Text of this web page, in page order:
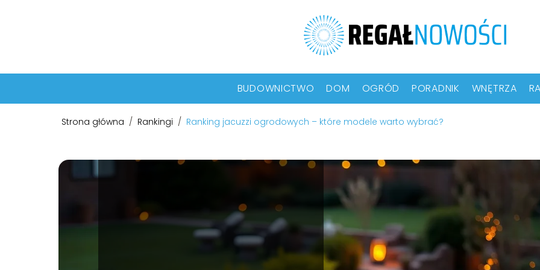
BUDOWNICTWO DOM OGRÓD PORADNIK WNĘTRZA
Strona główna / Rankingi / Ranking jacuzzi ogrodowych – które modele warto wybrać?